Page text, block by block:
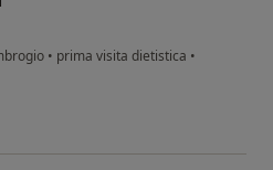
• prima visita dietistica •